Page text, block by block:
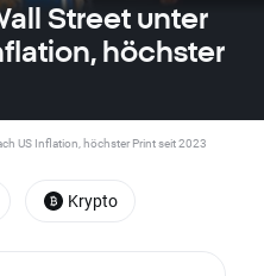
Street unter
höchster
US Inflation, höchster Print seit 2023
Krypto